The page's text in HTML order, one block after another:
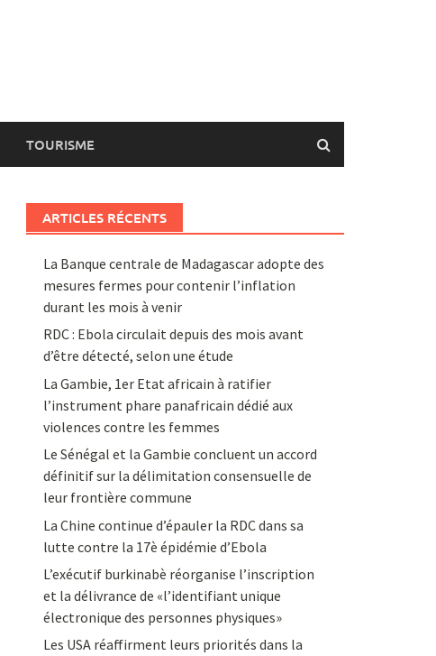
TOURISME
ARTICLES RÉCENTS
La Banque centrale de Madagascar adopte des
mesures fermes pour contenir l’inflation
durant les mois à venir
RDC : Ebola circulait depuis des mois avant
d’être détecté, selon une étude
La Gambie, 1er Etat africain à ratifier
l’instrument phare panafricain dédié aux
violences contre les femmes
Le Sénégal et la Gambie concluent un accord
définitif sur la délimitation consensuelle de
leur frontière commune
La Chine continue d’épauler la RDC dans sa
lutte contre la 17è épidémie d’Ebola
L’exécutif burkinabè réorganise l’inscription
et la délivrance de «l’identifiant unique
électronique des personnes physiques»
Les USA réaffirment leurs priorités dans la